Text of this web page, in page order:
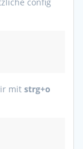
mit strg+o